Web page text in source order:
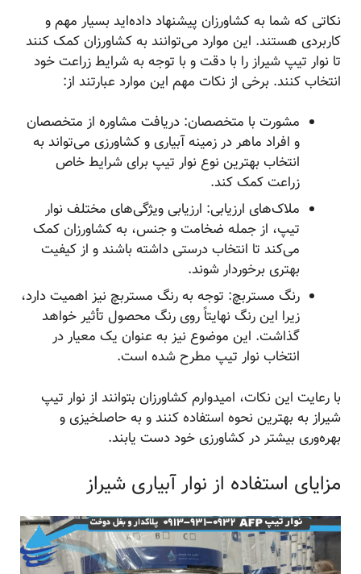
نکاتی که شما به کشاورزان پیشنهاد داده‌اید بسیار مهم و
کاربردی هستند. این موارد می‌توانند به کشاورزان کمک کنند
تا نوار تیپ شیراز را با دقت و با توجه به شرایط زراعت خود
انتخاب کنند. برخی از نکات مهم این موارد عبارتند از:
مشورت با متخصصان: دریافت مشاوره از متخصصان
و افراد ماهر در زمینه آبیاری و کشاورزی می‌تواند به
انتخاب بهترین نوع نوار تیپ برای شرایط خاص
زراعت کمک کند.
ملاک‌های ارزیابی: ارزیابی ویژگی‌های مختلف نوار
تیپ، از جمله ضخامت و جنس، به کشاورزان کمک
می‌کند تا انتخاب درستی داشته باشند و از کیفیت
بهتری برخوردار شوند.
رنگ مستربچ: توجه به رنگ مستربچ نیز اهمیت دارد،
زیرا این رنگ نهایتاً روی رنگ محصول تأثیر خواهد
گذاشت. این موضوع نیز به عنوان یک معیار در
انتخاب نوار تیپ مطرح شده است.
با رعایت این نکات، امیدوارم کشاورزان بتوانند از نوار تیپ
شیراز به بهترین نحوه استفاده کنند و به حاصلخیزی و
بهره‌وری بیشتر در کشاورزی خود دست یابند.
مزایای استفاده از نوار آبیاری شیراز